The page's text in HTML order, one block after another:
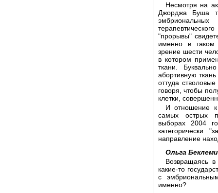
Несмотря на
Джорджа Буша
"прорывы"
именно в таком
зрение шести
в котором
ткани.
абортивную
оттуда
говоря, чтобы
клетки,
И отношение к
самых острых
выборах 2004
категорически
направление
Ольга
Возвращаясь
какие-то
с
именно?